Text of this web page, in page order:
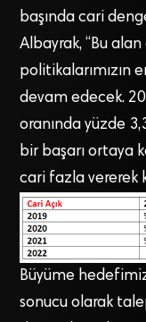
başında cari
Albayrak, “Bu
politikalarımızın
devam edecek.
oranında yüzde
bir başarı ortaya
cari fazla vererek
Büyüme
sonucu olarak